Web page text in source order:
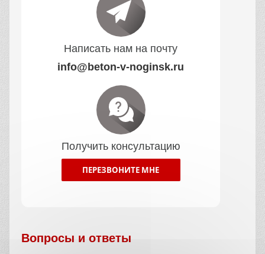
Написать нам на почту
info@beton-v-noginsk.ru
Получить консультацию
ПЕРЕЗВОНИТЕ МНЕ
Вопросы и ответы